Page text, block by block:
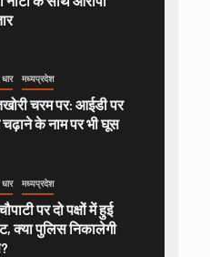
मध्यप्रदेश
चरम पर: आईडी पर
के नाम पर भी घूस
मध्यप्रदेश
पर दो पक्षों में हुई
क्या पुलिस निकालेगी